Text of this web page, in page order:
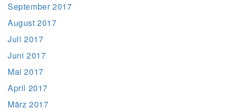
September 2017
August 2017
Juli 2017
Juni 2017
Mai 2017
April 2017
März 2017